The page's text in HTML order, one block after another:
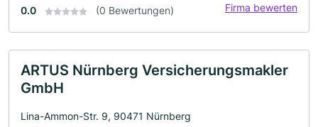
0.0 (0 Bewertungen) Firma bewerten
ARTUS Nürnberg Versicherungsmakler
GmbH
Lina-Ammon-Str. 9, 90471 Nürnberg